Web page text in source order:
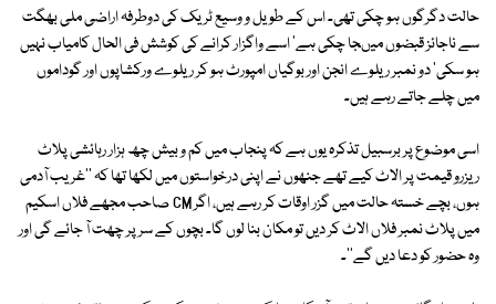
حالت دگرگوں ہو چکی تھی۔ اس کے طویل و وسیع ٹریک کی دوطرفہ اراضی ملی بھگت
سے ناجائز قبضوں میںجا چکی ہے' اسے واگزار کرانے کی کوشش فی الحال کامیاب نہیں
ہو سکی' دو نمبر ریلوے انجن اور بوگیاں امپورٹ ہو کر ریلوے ورکشاپوں اور گوداموں
میں چلے جاتے رہے ہیں۔
اسی موضوع پر برسبیل تذکرہ یوں ہے کہ پنجاب میں کم و بیش چھ ہزار رہائشی پلاٹ
ریزرو قیمت پر الاٹ کیے تھے جنھوں نے اپنی درخواستوں میں لکھا تھا کہ ''غریب آدمی
ہوں، بچے خستہ حالت میں گزر اوقات کر رہے ہیں، اگر CM صاحب مجھے فلاں اسکیم
میں پلاٹ نمبر فلاں الاٹ کر دیں تو مکان بنا لوں گا۔ بچوں کے سر پر چھت آ جائے گی اور
وہ حضور کو دعا دیں گے''۔